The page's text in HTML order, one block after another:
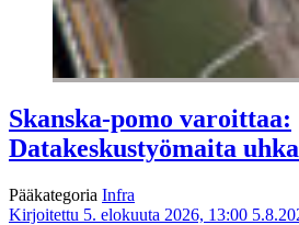
Skanska-pomo varoittaa:
Datakeskustyömaita
Pääkategoria Infra
Kirjoitettu 5. elokuuta 2026, 13:00